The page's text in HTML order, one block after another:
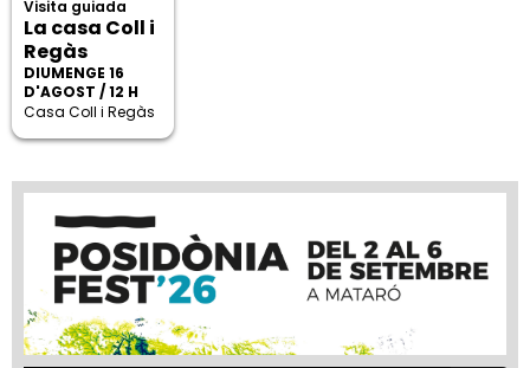
Visita guiada
La casa Coll i
Regàs
DIUMENGE 16
D'AGOST / 12 H
Casa Coll i Regàs